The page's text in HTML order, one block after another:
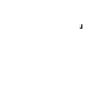
un Yang Zhao gleznu